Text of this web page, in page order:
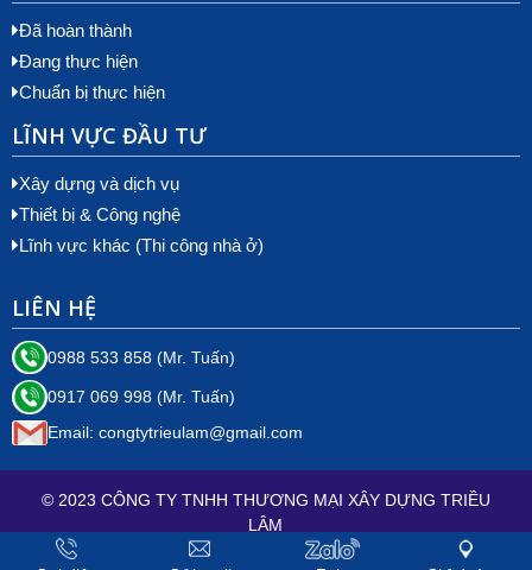
Đã hoàn thành
Đang thực hiện
Chuẩn bị thực hiện
LĨNH VỰC ĐẦU TƯ
Xây dựng và dịch vụ
Thiết bị & Công nghệ
Lĩnh vực khác (Thi công nhà ở)
LIÊN HỆ
0988 533 858 (Mr. Tuấn)
0917 069 998 (Mr. Tuấn)
Email: congtytrieulam@gmail.com
© 2023 CÔNG TY TNHH THƯƠNG MẠI XÂY DỰNG TRIỀU
LÂM
Online: 2 | Hôm nay: 106 | Tổng truy cập: 126274